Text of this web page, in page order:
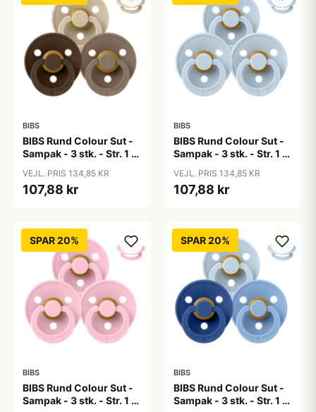
BIBS
BIBS Rund Colour Sut -
Sampak - 3 stk. - Str. 1 -
VEJL. PRIS 134,85 KR
107,88 kr
BIBS
BIBS Rund Colour Sut -
Sampak - 3 stk. - Str. 1 -
VEJL. PRIS 134,85 KR
107,88 kr
SPAR 20%
BIBS
BIBS Rund Colour Sut -
Sampak - 3 stk. - Str. 1 -
SPAR 20%
BIBS
BIBS Rund Colour Sut -
Sampak - 3 stk. - Str. 1 -